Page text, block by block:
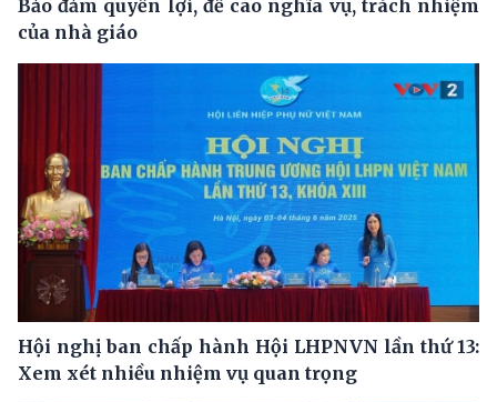
Bảo đảm quyền lợi, đề cao nghĩa vụ, trách nhiệm
của nhà giáo
Hội nghị ban chấp hành Hội LHPNVN lần thứ 13:
Xem xét nhiều nhiệm vụ quan trọng